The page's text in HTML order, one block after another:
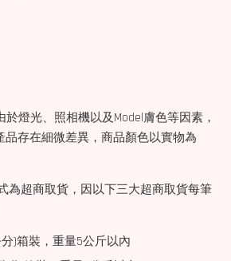
於燈光、照相機以及Model膚色等因素，
品存在細微差異，商品顏色以實物為
為超商取貨，因以下三大超商取貨每筆
分)箱裝，重量5公斤以內